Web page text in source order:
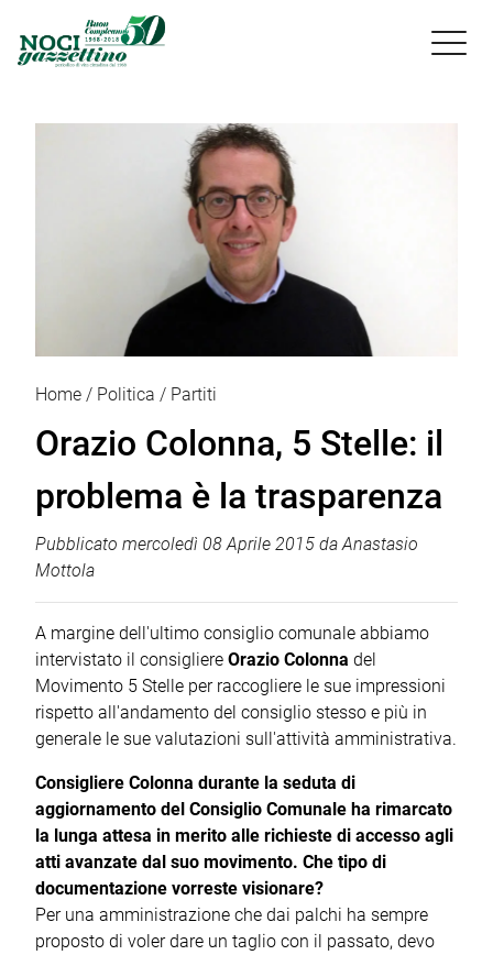

Home Politica Partiti
Orazio Colonna, 5 Stelle: il
problema è la trasparenza
Pubblicato mercoledì 08 Aprile 2015 daAnastasio
Mottola
A margine dell'ultimo consiglio comunale abbiamo
intervistato il consigliere Orazio Colonna del
Movimento 5 Stelle per raccogliere le sue impressioni
rispetto all'andamento del consiglio stesso e più in
generale le sue valutazioni sull'attività amministrativa.
Consigliere Colonna durante la seduta di
aggiornamento del Consiglio Comunale ha rimarcato
la lunga attesa in merito alle richieste di accesso agli
atti avanzate dal suo movimento. Che tipo di
documentazione vorreste visionare?
Per una amministrazione che dai palchi ha sempre
proposto di voler dare un taglio con il passato, devo